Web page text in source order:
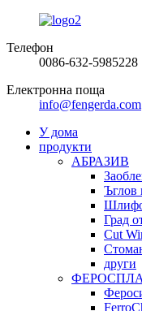
Телефон
0086-632-5985228
Електронна поща
info@fengerda.com
У дома
продукти
АБРАЗИВ
Ъглов
Град
Cut
други